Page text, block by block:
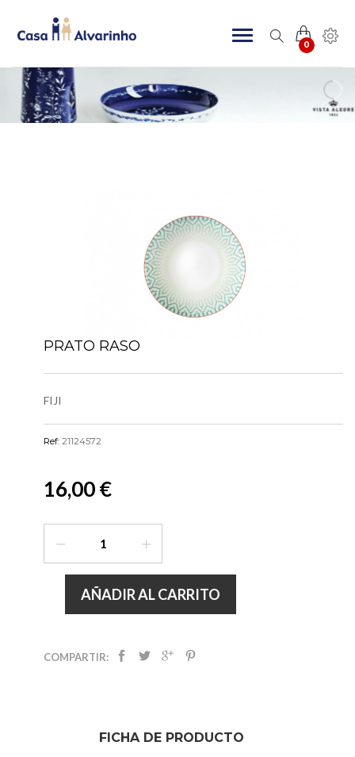
0
PRATO RASO
FIJI
Ref: 21124572
16,00 €
AÑADIR AL CARRITO
COMPARTIR:
FICHA DE PRODUCTO